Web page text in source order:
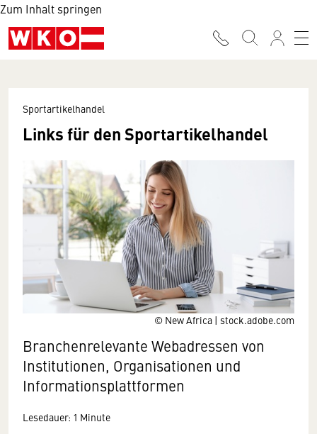
Zum Inhalt springen
© New Africa | stock.adobe.com
Sportartikelhandel
Links für den Sportartikelhandel
Branchenrelevante Webadressen von
Institutionen, Organisationen und
Informationsplattformen
Lesedauer: 1 Minute